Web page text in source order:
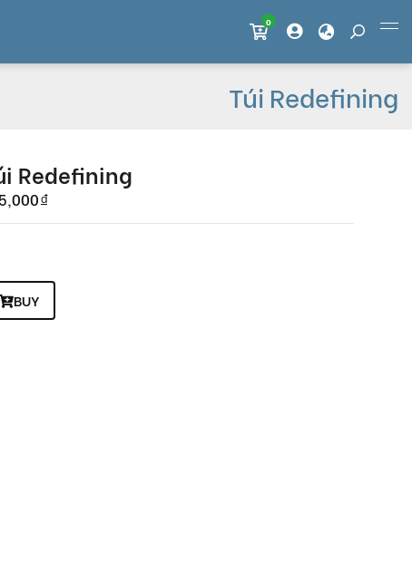
0
Member
Túi Redefining
Redefining
đ
BUY